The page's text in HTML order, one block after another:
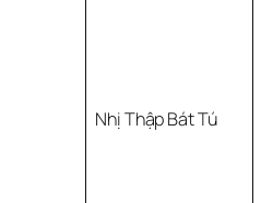
Nhị Thập Bát Tú